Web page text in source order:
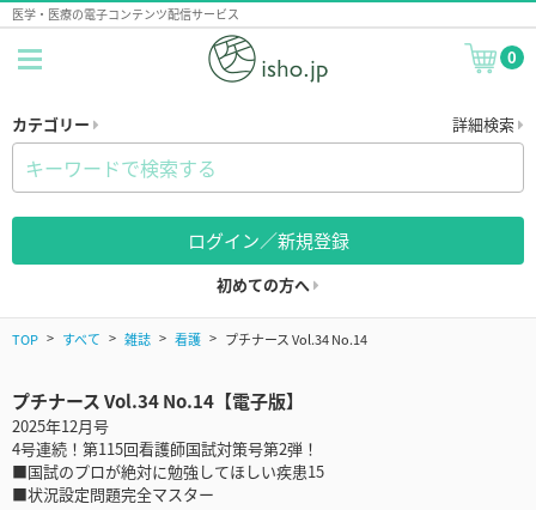
医学・医療の電子コンテンツ配信サービス
0
カテゴリー 詳細検索
ログイン／新規登録
初めての方へ
TOP すべて 雑誌 看護 プチナース Vol.34 No.14
プチナース Vol.34 No.14【電子版】
2025年12月号
4号連続！第115回看護師国試対策号第2弾！
■国試のプロが絶対に勉強してほしい疾患15
■状況設定問題完全マスター